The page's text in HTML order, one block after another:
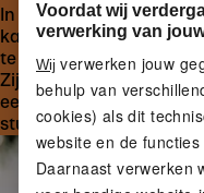
In de derde aflevering
katalysator werd voor
te geven, vond hij zijn
Zijn verhaal raakt de
een diepe band met de
sturen.
Voordat wij
verwerking van
Wij verwerken jouw
behulp van
cookies) als dit
website en de
Daarnaast verwerken